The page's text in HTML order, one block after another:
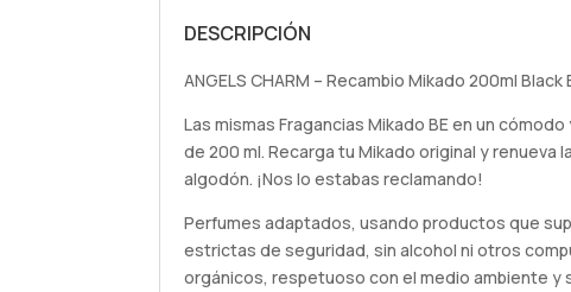
DESCRIPCIÓN
ANGELS CHARM – Recambio Mikado 200ml
Las mismas Fragancias Mikado BE en un
de 200 ml. Recarga tu Mikado original y renueva
algodón. ¡Nos lo estabas reclamando!
Perfumes adaptados, usando productos que
estrictas de seguridad, sin alcohol ni otros
orgánicos, respetuoso con el medio ambiente y